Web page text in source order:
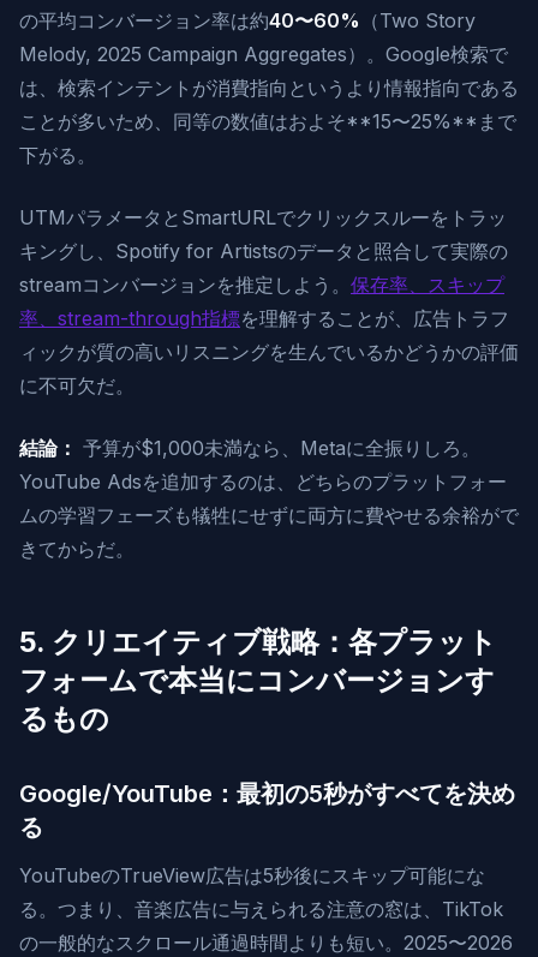
の平均コンバージョン率は約40〜60% （Two Story
Melody, 2025 Campaign Aggregates）。Google検索で
は、検索インテントが消費指向というより情報指向である
ことが多いため、同等の数値はおよそ**15〜25%**まで
下がる。
UTMパラメータとSmartURLでクリックスルーをトラッ
キングし、Spotify for Artistsのデータと照合して実際の
streamコンバージョンを推定しよう。 保存率、スキップ
率、stream-through指標を理解することが、広告トラフ
ィックが質の高いリスニングを生んでいるかどうかの評価
に不可欠だ。
結論： 予算が$1,000未満なら、Metaに全振りしろ。
YouTube Adsを追加するのは、どちらのプラットフォー
ムの学習フェーズも犠牲にせずに両方に費やせる余裕がで
きてからだ。
5. クリエイティブ戦略：各プラット
フォームで本当にコンバージョンす
るもの
Google/YouTube：最初の5秒がすべてを決め
る
YouTubeのTrueView広告は5秒後にスキップ可能にな
る。つまり、音楽広告に与えられる注意の窓は、TikTok
の一般的なスクロール通過時間よりも短い。2025〜2026